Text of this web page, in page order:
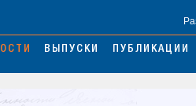
ВЫПУСКИ ПУБЛИКАЦИИ